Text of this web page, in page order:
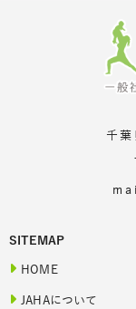
千
SITEMAP
HOME
JAHAについて